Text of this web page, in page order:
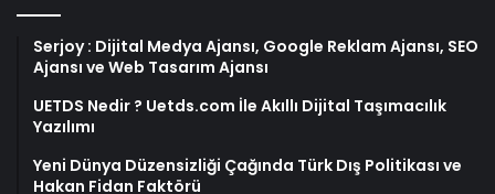
Serjoy : Dijital Medya Ajansı, Google Reklam Ajansı, SEO
Ajansı ve Web Tasarım Ajansı
UETDS Nedir ? Uetds.com İle Akıllı Dijital Taşımacılık
Yazılımı
Yeni Dünya Düzensizliği Çağında Türk Dış Politikası ve
Hakan Fidan Faktörü